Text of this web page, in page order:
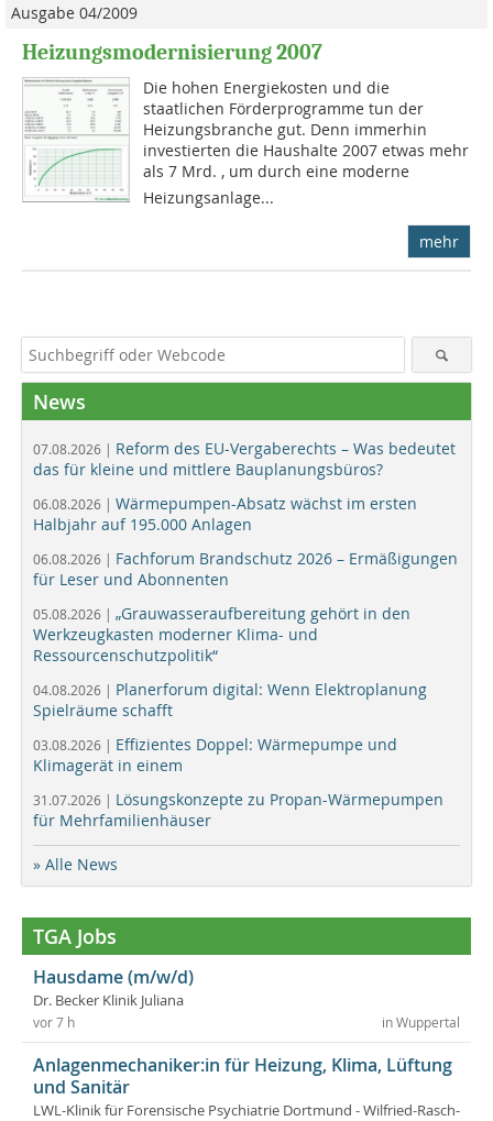
Ausgabe 04/2009
Heizungsmodernisierung 2007
Die hohen Energiekosten und die
staatlichen Förderprogramme tun der
Heizungsbranche gut. Denn immerhin
investierten die Haushalte 2007 etwas mehr
als 7 Mrd. , um durch eine moderne
Heizungsanlage...
mehr
News
07.08.2026 | Reform des EU-Vergaberechts – Was bedeutet
das für kleine und mittlere Bauplanungsbüros?
06.08.2026 | Wärmepumpen-Absatz wächst im ersten
Halbjahr auf 195.000 Anlagen
06.08.2026 | Fachforum Brandschutz 2026 – Ermäßigungen
für Leser und Abonnenten
05.08.2026 | „Grauwasseraufbereitung gehört in den
Werkzeugkasten moderner Klima- und
Ressourcenschutzpolitik“
04.08.2026 | Planerforum digital: Wenn Elektroplanung
Spielräume schafft
03.08.2026 | Effizientes Doppel: Wärmepumpe und
Klimagerät in einem
31.07.2026 | Lösungskonzepte zu Propan-Wärmepumpen
für Mehrfamilienhäuser
» Alle News
TGA Jobs
Hausdame (m/w/d)
Dr. Becker Klinik Juliana
in Wuppertal
vor 7 h
Anlagenmechaniker:in für Heizung, Klima, Lüftung
und Sanitär
LWL-Klinik für Forensische Psychiatrie Dortmund - Wilfried-Rasch-